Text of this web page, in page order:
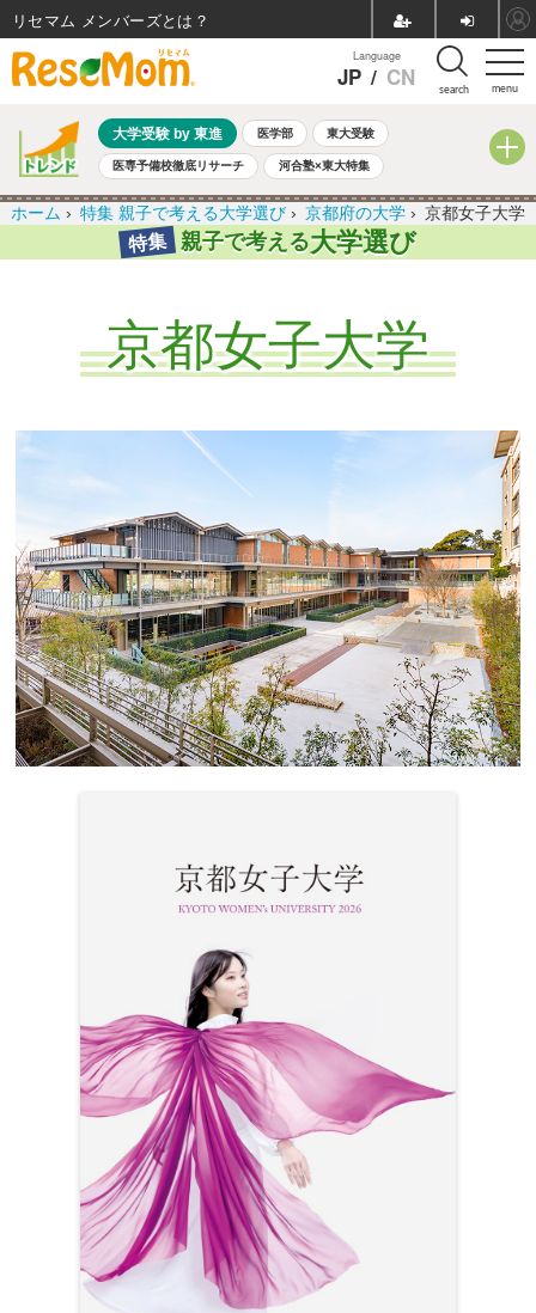
menu
Language
JP / CN search
大学受験 by 東進 医学部 東大受験
医専予備校徹底リサーチ 河合塾×東大特集
親子で考える大学選び 高校受験 中学受験 小学校受験
共通テスト 夏休み 8月開催学校説明会・相談会
8月開催イベント・WS 全国公立高校 過去問 人気記事
ホーム › 特集 親子で考える大学選び › 京都府の大学 › 京都女子大学
特集 親子で考える大学選び
京都女子大学
リセマム メンバーズ